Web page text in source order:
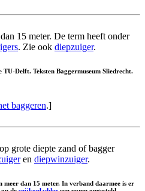
15 meter. De term heeft onder
. Zie ook diepzuiger.
Delft. Teksten Baggermuseum Sliedrecht.
baggeren.]
grote diepte zand of bagger
en diepwinzuiger.
meer dan 15 meter. In verband daarmee is er